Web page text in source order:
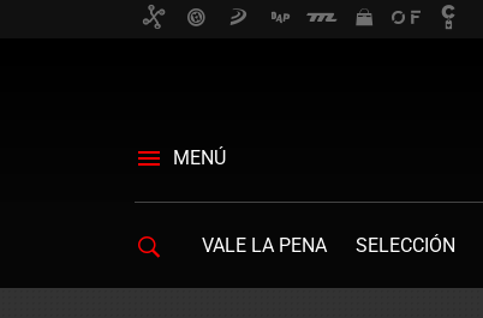
MENÚ
VALE LA PENA SELECCIÓN